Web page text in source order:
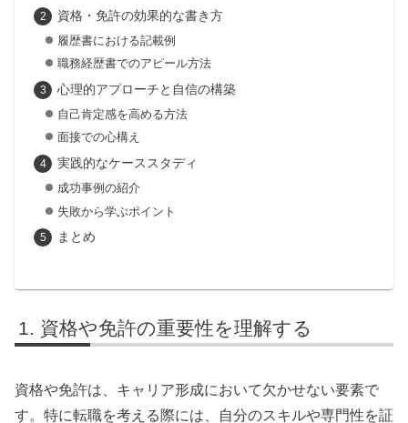
資格・免許の効果的な書き方
履歴書における記載例
職務経歴書でのアピール方法
心理的アプローチと自信の構築
自己肯定感を高める方法
面接での心構え
実践的なケーススタディ
成功事例の紹介
失敗から学ぶポイント
まとめ
資格や免許の重要性を理解する
資格や免許は、キャリア形成において欠かせない要素で
す。特に転職を考える際には、自分のスキルや専門性を証